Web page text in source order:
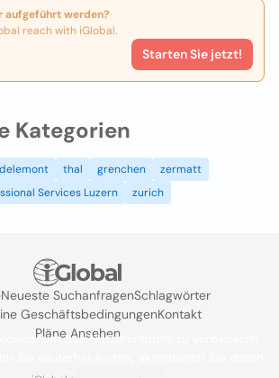
aufgeführt werden?
reach with iGlobal.
Starten Sie jetzt!
Kategorien
delemont thal grenchen
zermatt
Services Luzern zurich
Neueste SuchanfragenSchlagwörter
GeschäftsbedingungenKontakt
Pläne Ansehen
um das Nutzererlebnis zu verbessern